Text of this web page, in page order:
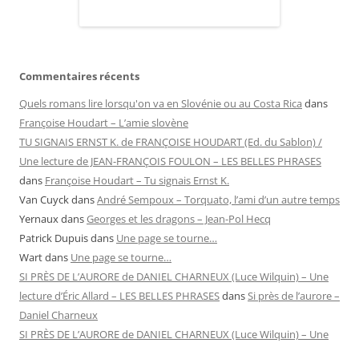
Commentaires récents
Quels romans lire lorsqu'on va en Slovénie ou au Costa Rica dans
Françoise Houdart – L’amie slovène
TU SIGNAIS ERNST K. de FRANÇOISE HOUDART (Ed. du Sablon) /
Une lecture de JEAN-FRANÇOIS FOULON – LES BELLES PHRASES
dans Françoise Houdart – Tu signais Ernst K.
Van CuyckdansAndré Sempoux – Torquato, l’ami d’un autre temps
YernauxdansGeorges et les dragons – Jean-Pol Hecq
Patrick Dupuisdans Une page se tourne…
Wartdans Une page se tourne…
SI PRÈS DE L’AURORE de DANIEL CHARNEUX (Luce Wilquin) – Une
lecture d’Éric Allard – LES BELLES PHRASESdansSi près de l’aurore –
Daniel Charneux
SI PRÈS DE L’AURORE de DANIEL CHARNEUX (Luce Wilquin) – Une